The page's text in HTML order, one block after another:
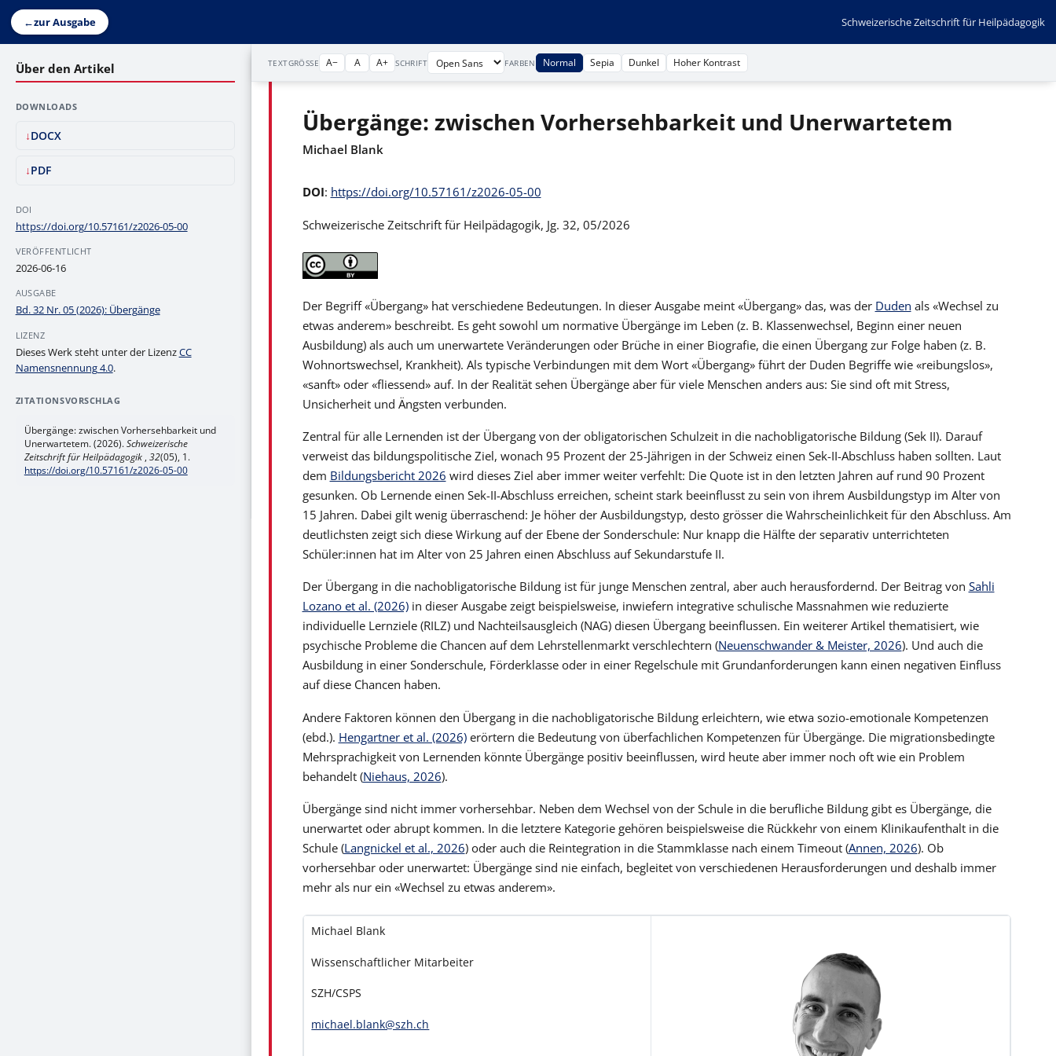
←zur Ausgabe Schweizerische Zeitschrift für Heilpädagogik
TEXTGRÖSSE A− A A+ SCHRIFT FARBEN Normal Sepia Dunkel Hoher Kontrast
Übergänge: zwischen Vorhersehbarkeit und Unerwartetem
Michael Blank
DOI: https://doi.org/10.57161/z2026-05-00
Schweizerische Zeitschrift für Heilpädagogik, Jg. 32, 05/2026
Der Begriff «Übergang» hat verschiedene Bedeutungen. In dieser Ausgabe meint «Übergang» das, was der Duden als «Wechsel zu
etwas anderem» beschreibt. Es geht sowohl um normative Übergänge im Leben (z. B. Klassenwechsel, Beginn einer neuen
Ausbildung) als auch um unerwartete Veränderungen oder Brüche in einer Biografie, die einen Übergang zur Folge haben (z. B.
Wohnortswechsel, Krankheit). Als typische Verbindungen mit dem Wort «Übergang» führt der Duden Begriffe wie «reibungslos»,
«sanft» oder «fliessend» auf. In der Realität sehen Übergänge aber für viele Menschen anders aus: Sie sind oft mit Stress,
Unsicherheit und Ängsten verbunden.
Zentral für alle Lernenden ist der Übergang von der obligatorischen Schulzeit in die nachobligatorische Bildung (Sek II). Darauf
verweist das bildungspolitische Ziel, wonach 95 Prozent der 25-Jährigen in der Schweiz einen Sek-II-Abschluss haben sollten. Laut
dem Bildungsbericht 2026 wird dieses Ziel aber immer weiter verfehlt: Die Quote ist in den letzten Jahren auf rund 90 Prozent
gesunken. Ob Lernende einen Sek-II-Abschluss erreichen, scheint stark beeinflusst zu sein von ihrem Ausbildungstyp im Alter von
15 Jahren. Dabei gilt wenig überraschend: Je höher der Ausbildungstyp, desto grösser die Wahrscheinlichkeit für den Abschluss. Am
deutlichsten zeigt sich diese Wirkung auf der Ebene der Sonderschule: Nur knapp die Hälfte der separativ unterrichteten
Schüler:innen hat im Alter von 25 Jahren einen Abschluss auf Sekundarstufe II.
Der Übergang in die nachobligatorische Bildung ist für junge Menschen zentral, aber auch herausfordernd. Der Beitrag von Sahli
Lozano et al. (2026)in dieser Ausgabe zeigt beispielsweise, inwiefern integrative schulische Massnahmen wie reduzierte
individuelle Lernziele (RILZ) und Nachteilsausgleich (NAG) diesen Übergang beeinflussen. Ein weiterer Artikel thematisiert, wie
psychische Probleme die Chancen auf dem Lehrstellenmarkt verschlechtern (Neuenschwander & Meister, 2026). Und auch die
Ausbildung in einer Sonderschule, Förderklasse oder in einer Regelschule mit Grundanforderungen kann einen negativen Einfluss
auf diese Chancen haben.
Andere Faktoren können den Übergang in die nachobligatorische Bildung erleichtern, wie etwa sozio-emotionale Kompetenzen
(ebd.). Hengartner et al. (2026)erörtern die Bedeutung von überfachlichen Kompetenzen für Übergänge. Die migrationsbedingte
Mehrsprachigkeit von Lernenden könnte Übergänge positiv beeinflussen, wird heute aber immer noch oft wie ein Problem
behandelt (Niehaus, 2026).
Übergänge sind nicht immer vorhersehbar. Neben dem Wechsel von der Schule in die berufliche Bildung gibt es Übergänge, die
unerwartet oder abrupt kommen. In die letztere Kategorie gehören beispielsweise die Rückkehr von einem Klinikaufenthalt in die
Schule (Langnickel et al., 2026) oder auch die Reintegration in die Stammklasse nach einem Timeout (Annen, 2026). Ob
vorhersehbar oder unerwartet: Übergänge sind nie einfach, begleitet von verschiedenen Herausforderungen und deshalb immer
mehr als nur ein «Wechsel zu etwas anderem».
Michael Blank
Wissenschaftlicher Mitarbeiter
SZH/CSPS
michael.blank@szh.ch
Über den Artikel
DOWNLOADS
DOCX
PDF
DOI
https://doi.org/10.57161/z2026-05-00
VERÖFFENTLICHT
2026-06-16
AUSGABE
Bd. 32 Nr. 05 (2026): Übergänge
LIZENZ
Dieses Werk steht unter der LizenzCC
Namensnennung 4.0.
ZITATIONSVORSCHLAG
Übergänge: zwischen Vorhersehbarkeit und
Unerwartetem. (2026).Schweizerische
Zeitschrift für Heilpädagogik , 32(05), 1.
https://doi.org/10.57161/z2026-05-00